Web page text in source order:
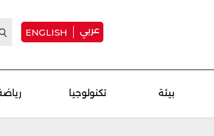
عربي ENGLISH
بيئة تكنولوجيا